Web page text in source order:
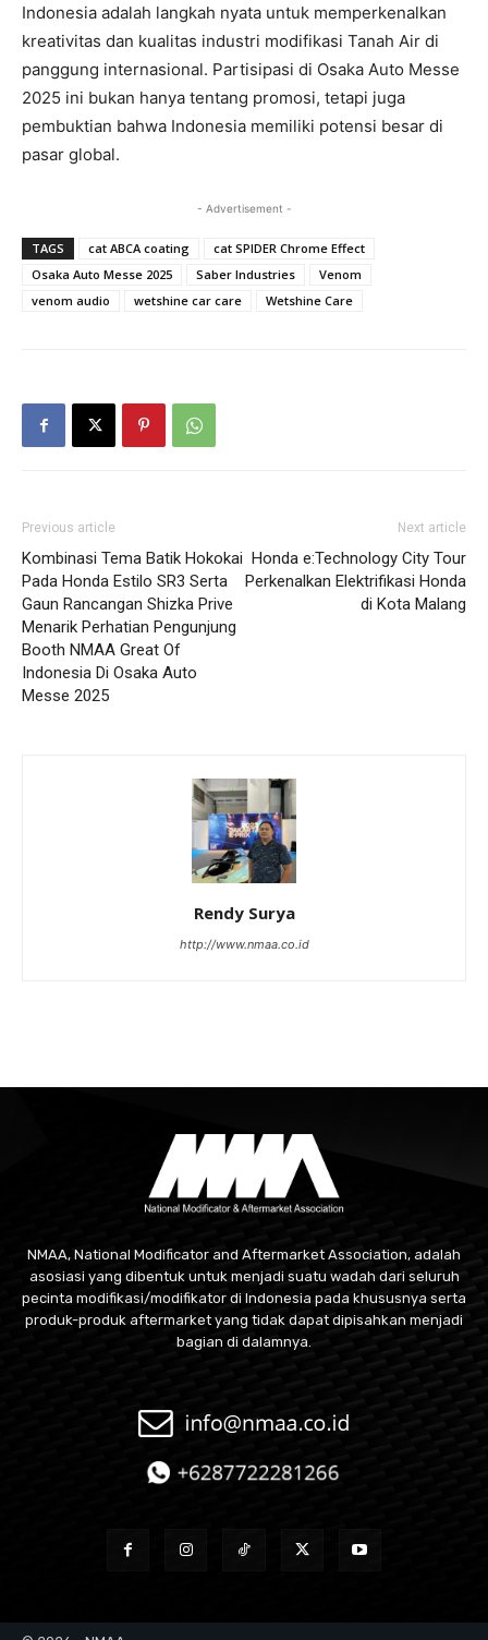
Indonesia adalah langkah nyata untuk memperkenalkan
kreativitas dan kualitas industri modifikasi Tanah Air di
panggung internasional. Partisipasi di Osaka Auto Messe
2025 ini bukan hanya tentang promosi, tetapi juga
pembuktian bahwa Indonesia memiliki potensi besar di
pasar global.
- Advertisement -
TAGS cat ABCA coating
cat SPIDER Chrome Effect
Osaka Auto Messe 2025
Saber Industries
Venom
venom audio
wetshine car care Wetshine Care
Previous article
Kombinasi Tema Batik Hokokai
Pada Honda Estilo SR3 Serta
Gaun Rancangan Shizka Prive
Menarik Perhatian Pengunjung
Booth NMAA Great Of
Indonesia Di Osaka Auto
Messe 2025
Next article
Honda e:Technology City Tour
Perkenalkan Elektrifikasi Honda
di Kota Malang
Rendy Surya
http://www.nmaa.co.id
NMAA, National Modificator and Aftermarket Association, adalah
asosiasi yang dibentuk untuk menjadi suatu wadah dari seluruh
pecinta modifikasi/modifikator di Indonesia pada khususnya serta
produk-produk aftermarket yang tidak dapat dipisahkan menjadi
bagian di dalamnya.